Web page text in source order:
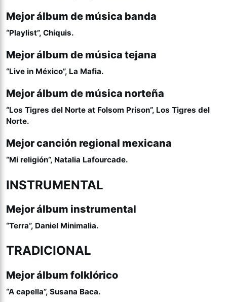
Mejor álbum de música banda
“Playlist”, Chiquis.
Mejor álbum de música tejana
“Live in México”, La Mafia.
Mejor álbum de música norteña
“Los Tigres del Norte at Folsom Prison”, Los Tigres del
Norte.
Mejor canción regional mexicana
“Mi religión”, Natalia Lafourcade.
INSTRUMENTAL
Mejor álbum instrumental
“Terra”, Daniel Minimalia.
TRADICIONAL
Mejor álbum folklórico
“A capella”, Susana Baca.